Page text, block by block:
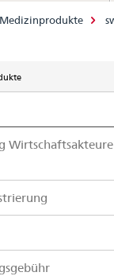
Medizinprodukte
Wirtschaftsakteure